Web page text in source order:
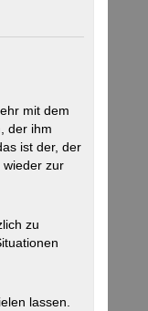
mit dem
der ihm
ist der, der
wieder zur
zu
lassen.